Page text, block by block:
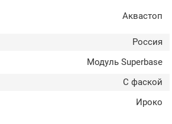
Аквастоп
Россия
Модуль Superbase
С фаской
Ироко